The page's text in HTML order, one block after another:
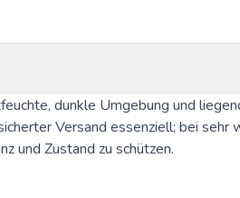
dunkle Umgebung und
Versand essenziell; bei
und Zustand zu schützen.